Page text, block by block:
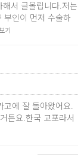
서 글올립니다.저는
부인이 먼저 수술하
기
고에 잘 돌아왔어요.
든요.한국 교포라서